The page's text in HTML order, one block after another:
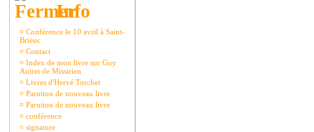
Info
¤ Conférence le 10 avril à Saint-
Brieuc
¤ Contact
¤ Index de mon livre sur Guy
Autret de Missirien
¤ Livres d'Hervé Torchet
¤ Parution de nouveau livre
¤ Parution de nouveau livre
¤ conférence
¤ signature